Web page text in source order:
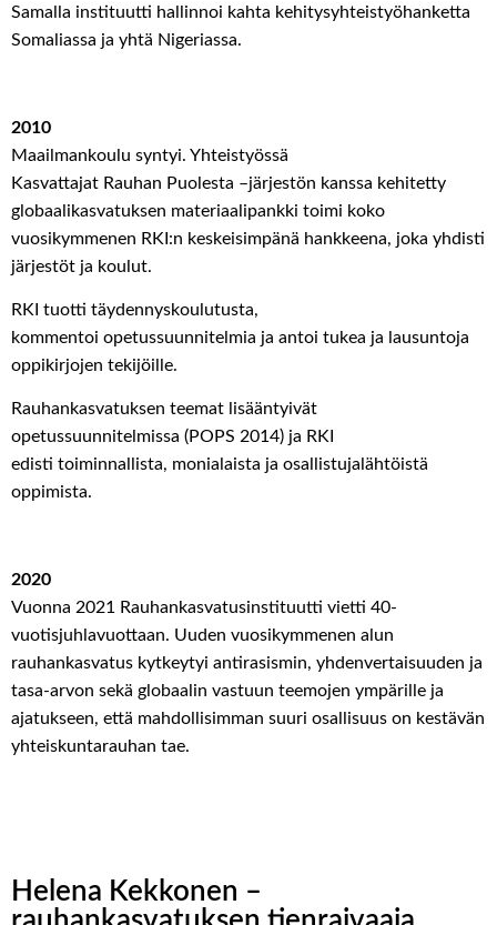
Samalla instituutti hallinnoi kahta kehitysyhteistyöhanketta
Somaliassa ja yhtä Nigeriassa.
2010
Maailmankoulu syntyi. Yhteistyössä
Kasvattajat Rauhan Puolesta –järjestön kanssa kehitetty
globaalikasvatuksen materiaalipankki toimi koko
vuosikymmenen RKI:n keskeisimpänä hankkeena, joka yhdisti
järjestöt ja koulut.
RKI tuotti täydennyskoulutusta,
kommentoi opetussuunnitelmia ja antoi tukea ja lausuntoja
oppikirjojen tekijöille.
Rauhankasvatuksen teemat lisääntyivät
opetussuunnitelmissa (POPS 2014) ja RKI
edisti toiminnallista, monialaista ja osallistujalähtöistä
oppimista.
2020
Vuonna 2021 Rauhankasvatusinstituutti vietti 40-
vuotisjuhlavuottaan. Uuden vuosikymmenen alun
rauhankasvatus kytkeytyi antirasismin, yhdenvertaisuuden ja
tasa-arvon sekä globaalin vastuun teemojen ympärille ja
ajatukseen, että mahdollisimman suuri osallisuus on kestävän
yhteiskuntarauhan tae.
Helena Kekkonen –